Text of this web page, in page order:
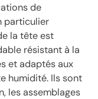
de
particulier
la tête est
résistant à la
et adaptés aux
humidité. Ils sont
les assemblages